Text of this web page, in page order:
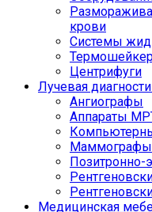
крови
Системы
Центрифуги
Лучевая
Ангиографы
Аппараты
Маммографы
Медицинская